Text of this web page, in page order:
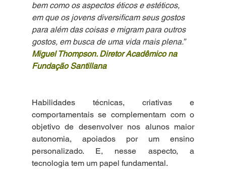
bem como os aspectos éticos e estéticos,
em que os jovens diversificam seus gostos
para além das coisas e migram para outros
gostos, em busca de uma vida mais plena.”
Miguel Thompson. Diretor Acadêmico na
Fundação Santillana
Habilidades técnicas, criativas e
comportamentais se complementam com o
objetivo de desenvolver nos alunos maior
autonomia, apoiados por um ensino
personalizado. E, nesse aspecto, a
tecnologia tem um papel fundamental.